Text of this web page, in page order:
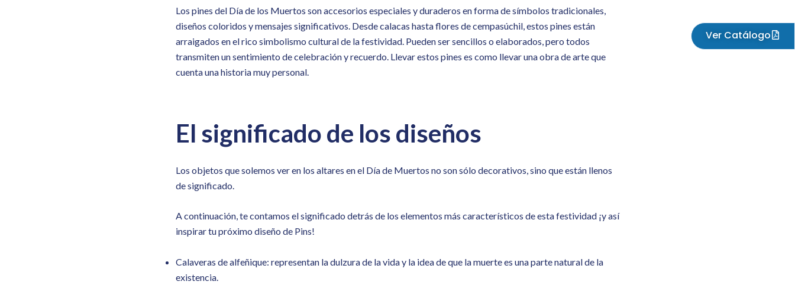
Los pines del Día de los Muertos son accesorios especiales y duraderos en forma de símbolos tradicionales,
diseños coloridos y mensajes significativos. Desde calacas hasta flores de cempasúchil, estos pines están
arraigados en el rico simbolismo cultural de la festividad. Pueden ser sencillos o elaborados, pero todos
transmiten un sentimiento de celebración y recuerdo. Llevar estos pines es como llevar una obra de arte que
cuenta una historia muy personal.
El significado de los diseños
Los objetos que solemos ver en los altares en el Día de Muertos no son sólo decorativos, sino que están llenos
de significado.
A continuación, te contamos el significado detrás de los elementos más característicos de esta festividad ¡y así
inspirar tu próximo diseño de Pins!
Calaveras de alfeñique: representan la dulzura de la vida y la idea de que la muerte es una parte natural de la
existencia.
Ver Catálogo